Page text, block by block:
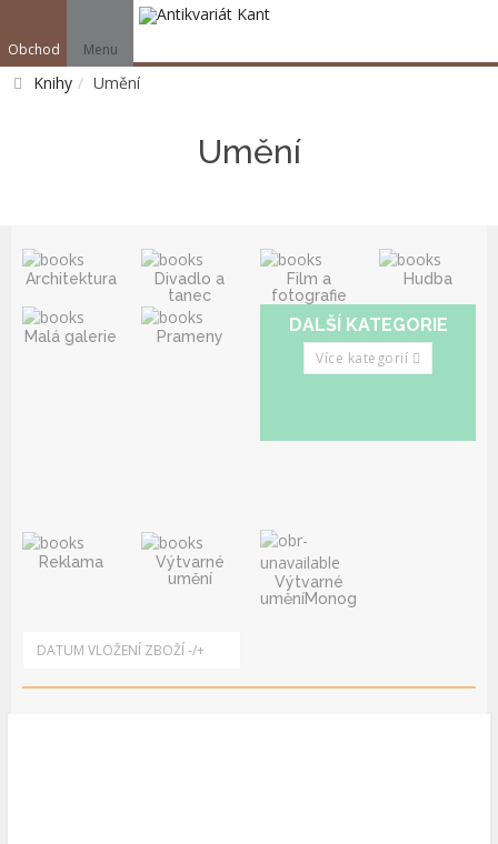
Obchod Menu
Knihy Umění
Umění
Architektura
Divadlo a
tanec
Film a
fotografie
Hudba
Malá galerie Prameny
DALŠÍ KATEGORIE
Více kategorií
Reklama
Výtvarné
umění
Výtvarné
uměníMonografie
DATUM VLOŽENÍ ZBOŽÍ -/+